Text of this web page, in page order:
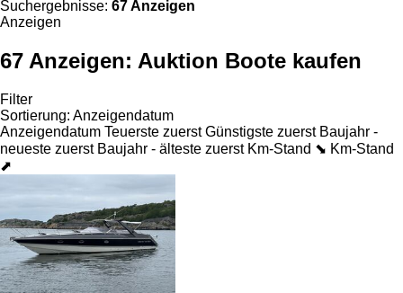
Suchergebnisse: 67 Anzeigen
Anzeigen
67 Anzeigen: Auktion Boote kaufen
Filter
Sortierung: Anzeigendatum
Anzeigendatum Teuerste zuerst Günstigste zuerst Baujahr -
neueste zuerst Baujahr - älteste zuerst Km-Stand ⬊ Km-Stand
⬈